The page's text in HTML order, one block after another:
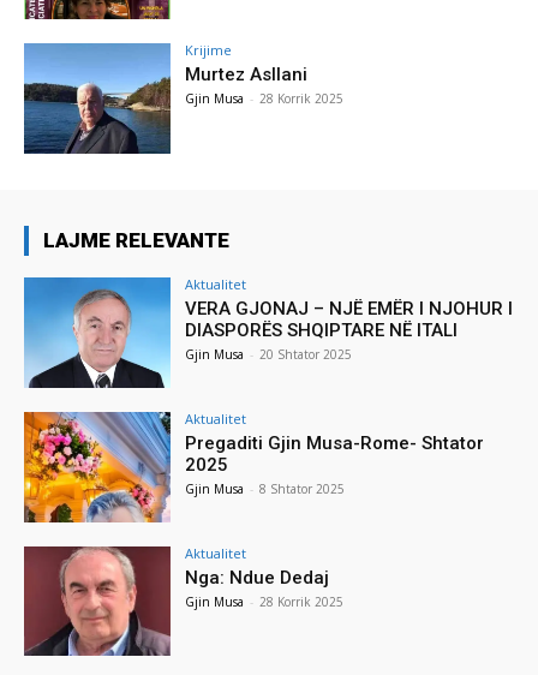
Krijime
Murtez Asllani
Gjin Musa - 28 Korrik 2025
LAJME RELEVANTE
Aktualitet
VERA GJONAJ – NJË EMËR I NJOHUR I
DIASPORËS SHQIPTARE NË ITALI
Gjin Musa - 20 Shtator 2025
Aktualitet
Pregaditi Gjin Musa-Rome- Shtator
2025
Gjin Musa - 8 Shtator 2025
Aktualitet
Nga: Ndue Dedaj
Gjin Musa - 28 Korrik 2025